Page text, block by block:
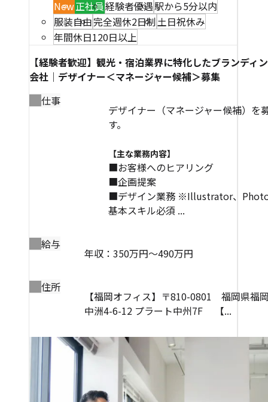
New正社員経験者優遇駅から5分以内
服装自由完全週休2日制土日祝休み
年間休日120日以上
【経験者歓迎】観光・宿泊業界に特化したブランディ
会社｜デザイナー＜マネージャー候補＞募集
仕事
デザイナー（マネージャー候補）を
す。
【主な業務内容】
■お客様へのヒアリング
■企画提案
■デザイン業務 ※Illustrator、
基本スキル必須 ...
給与
年収：350万円～490万円
住所
【福岡オフィス】〒810-0801 福岡県福
中洲4-6-12 プラート中州7F 【...